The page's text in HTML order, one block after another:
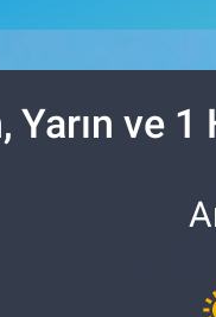
Yarın ve